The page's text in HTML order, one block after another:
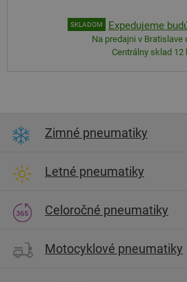
SKLADOM Expedujeme
Na predajni v Bratislave
Centrálny sklad 12
Zimné pneumatiky
Letné pneumatiky
Celoročné pneumatiky
Motocyklové pneumatiky